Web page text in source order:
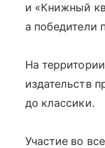
и «Книжный
а победители
На
издательств
до классики.
Участие во